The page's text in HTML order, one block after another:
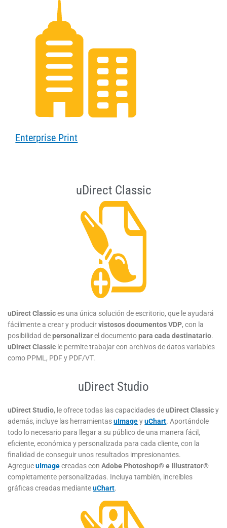
Enterprise Print
uDirect Classic
uDirectClassices una única solución de escritorio, que le ayudará
fácilmente a crear y producirvistosos documentos VDP, con la
posibilidad depersonalizarel documentopara cada destinatario.
uDirect Classic le permite trabajar con archivos de datos variables
como PPML, PDF y PDF/VT.
uDirect Studio
uDirect Studio, le ofrece todas las capacidades deuDirect Classicy
además, incluye las herramientasuImageyuChart. Aportándole
todo lo necesario para llegar a su público de una manera fácil,
eficiente, económica y personalizada para cada cliente, con la
finalidad de conseguir unos resultados impresionantes.
AgregueuImagecreadas conAdobe Photoshop® e Illustrator®
completamente personalizadas. Incluya también, increíbles
gráficas creadas medianteuChart.